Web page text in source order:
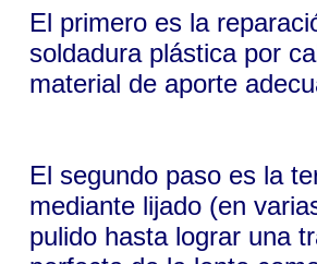
El primero es la
soldadura plástica por
material de aporte
El segundo paso es la
mediante lijado (en
pulido hasta lograr una